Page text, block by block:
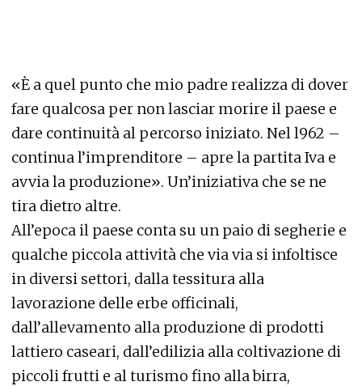
«È a quel punto che mio padre realizza di dover
fare qualcosa per non lasciar morire il paese e
dare continuità al percorso iniziato. Nel l962 –
continua l’imprenditore – apre la partita Iva e
avvia la produzione». Un’iniziativa che se ne
tira dietro altre.
All’epoca il paese conta su un paio di segherie e
qualche piccola attività che via via si infoltisce
in diversi settori, dalla tessitura alla
lavorazione delle erbe officinali,
dall’allevamento alla produzione di prodotti
lattiero caseari, dall’edilizia alla coltivazione di
piccoli frutti e al turismo fino alla birra,